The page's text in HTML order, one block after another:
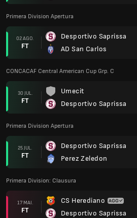
Primera Division Apertura
02 AGO.
FT
Desportivo Saprissa
AD San Carlos
CONCACAF Central American Cup Grp. C
30 JUL.
FT
Umecit
Desportivo Saprissa
Primera Division Apertura
25 JUL.
FT
Desportivo Saprissa
Perez Zeledon
Primera Division: Clausura
17 MAI.
FT
CS Herediano
Desportivo Saprissa